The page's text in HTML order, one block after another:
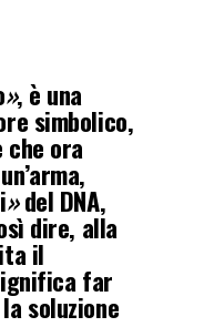
», è una
simbolico,
ora
»del DNA,
dire, alla
il
far
soluzione